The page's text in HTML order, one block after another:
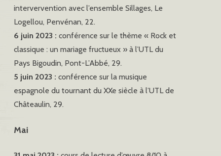
intervervention avec l’ensemble Sillages, Le
Logellou, Penvénan, 22.
6 juin 2023 : conférence sur le thème « Rock et
classique : un mariage fructueux » à l’UTL du
Pays Bigoudin, Pont-L’Abbé, 29.
5 juin 2023 : conférence sur la musique
espagnole du tournant du XXe siècle à l’UTL de
Châteaulin, 29.
Mai